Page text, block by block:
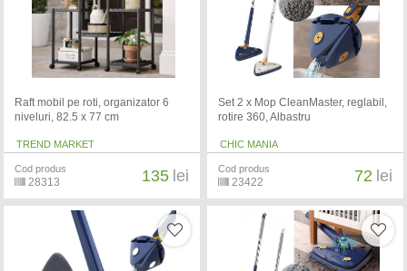
Raft mobil pe roti, organizator 6
niveluri, 82.5 x 77 cm
TREND MARKET
Cod produs
28313 135 lei
Set 2 x Mop CleanMaster, reglabil,
rotire 360, Albastru
CHIC MANIA
Cod produs
23422 72 lei